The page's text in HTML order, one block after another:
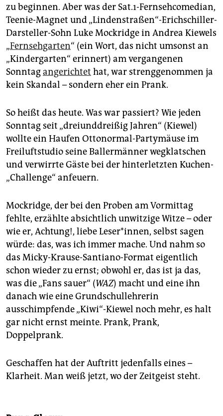
abo
genossenschaft
epaper login
zu beginnen. Aber was der Sat.1-Fernsehcomedian,
Teenie-Magnet und „Lindenstraßen“-Erichschiller-
Darsteller-Sohn Luke Mockridge in Andrea Kiewels
„Fernsehgarten“ (ein Wort, das nicht umsonst an
„Kindergarten“ erinnert) am vergangenen
Sonntagangerichtet hat, war strenggenommen ja
kein Skandal – sondern eher ein Prank.
So heißt das heute. Was war passiert? Wie jeden
Sonntag seit „dreiunddreißig Jahren“ (Kiewel)
wollte ein Haufen Ottonormal-Partymäuse im
Freiluftstudio seine Ballermänner wegklatschen
und verwirrte Gäste bei der hinterletzten Kuchen-
„Challenge“ anfeuern.
Mockridge, der bei den Proben am Vormittag
fehlte, erzählte absichtlich unwitzige Witze – oder
wie er, Achtung!, liebe Leser*innen, selbst sagen
würde: das, was ich immer mache. Und nahm so
das Micky-Krause-Santiano-Format eigentlich
schon wieder zu ernst; obwohl er, das ist ja das,
was die „Fans sauer“ (WAZ) macht und eine ihn
danach wie eine Grundschullehrerin
ausschimpfende „Kiwi“-Kiewel noch mehr, es halt
gar nicht ernst meinte. Prank, Prank,
Doppelprank.
Geschaffen hat der Auftritt jedenfalls eines –
Klarheit. Man weiß jetzt, wo der Zeitgeist steht.